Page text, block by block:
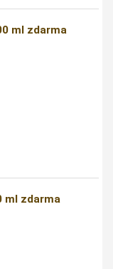
ml zdarma
ml zdarma